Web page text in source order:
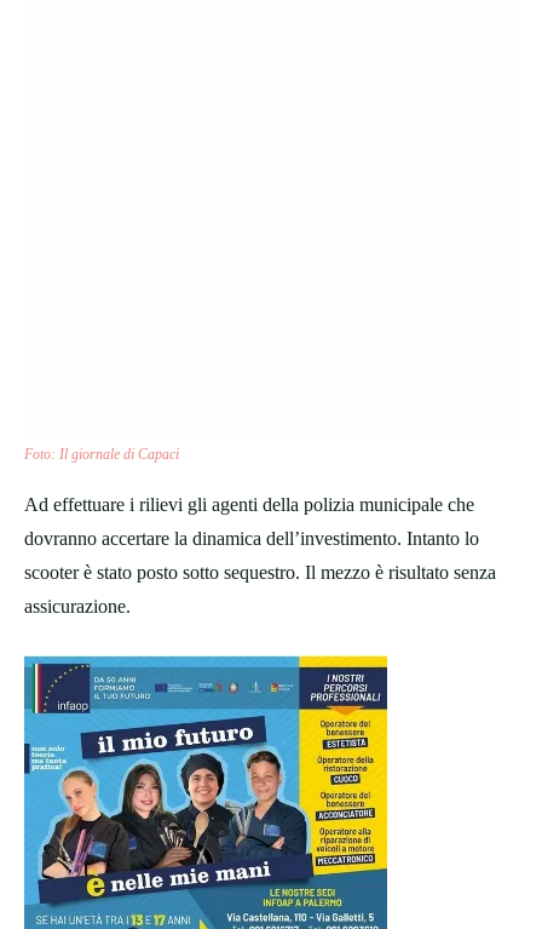
Foto: Il giornale di Capaci
Ad effettuare i rilievi gli agenti della polizia municipale che
dovranno accertare la dinamica dell’investimento. Intanto lo
scooter è stato posto sotto sequestro. Il mezzo è risultato senza
assicurazione.